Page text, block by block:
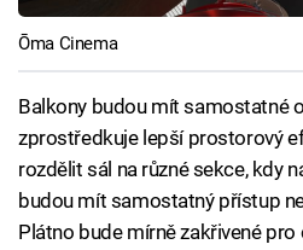
Ōma Cinema
Balkony budou mít samostatné
zprostředkuje lepší prostorový
rozdělit sál na různé sekce, kdy
budou mít samostatný přístup
Plátno bude mírně zakřivené